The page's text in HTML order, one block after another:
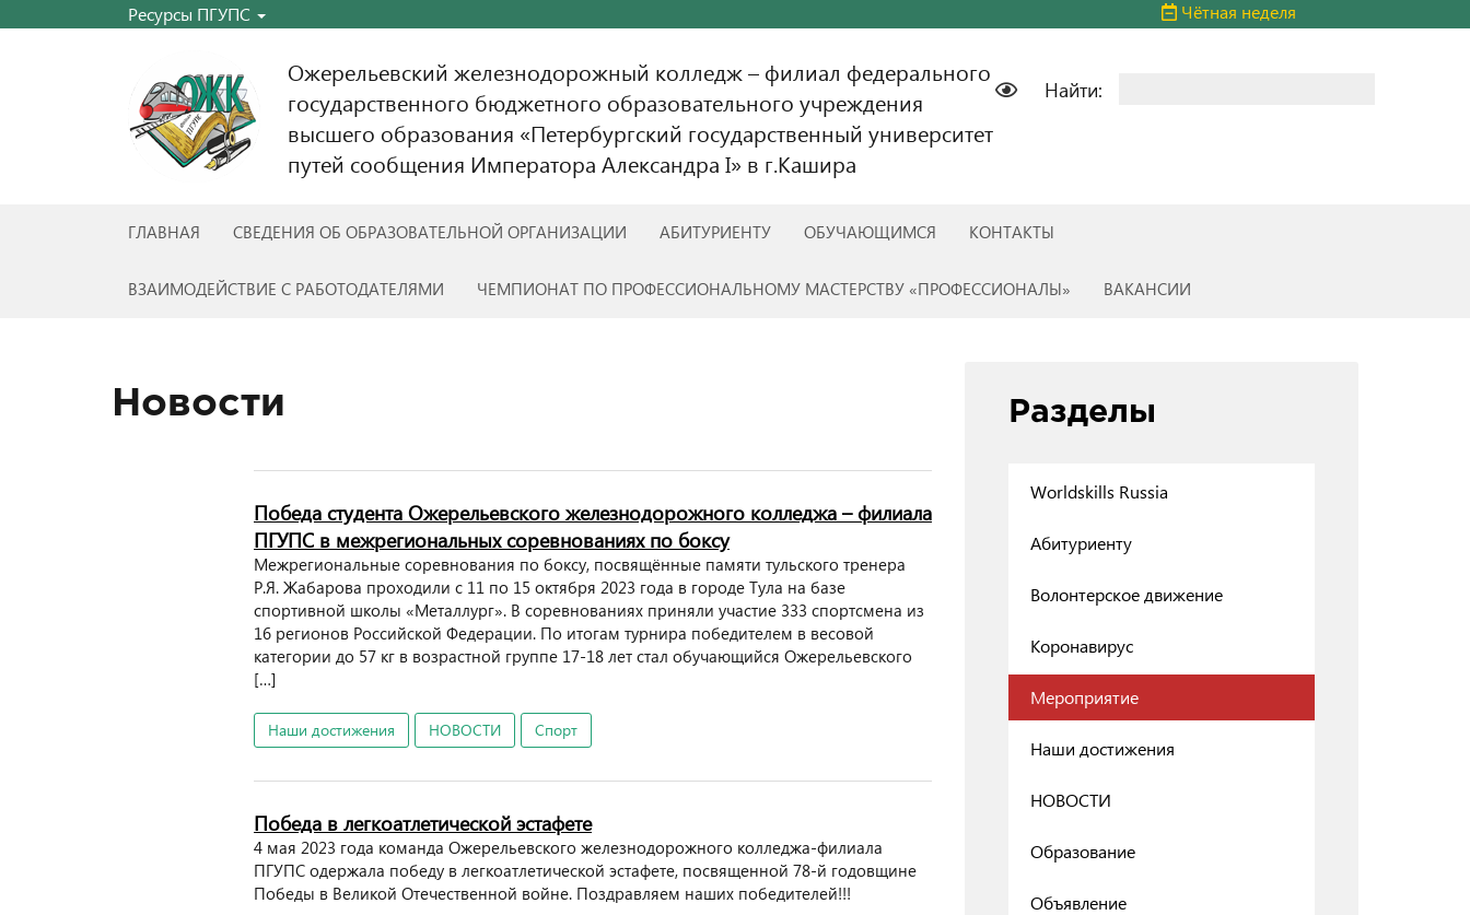
Ресурсы ПГУПС Чётная неделя
Ожерельевский железнодорожный колледж – филиал федерального
государственного бюджетного образовательного учреждения
высшего образования «Петербургский государственный университет
путей сообщения Императора Александра I» в г.Кашира
Найти:
ГЛАВНАЯ СВЕДЕНИЯ ОБ ОБРАЗОВАТЕЛЬНОЙ ОРГАНИЗАЦИИ АБИТУРИЕНТУ ОБУЧАЮЩИМСЯ КОНТАКТЫ
ВЗАИМОДЕЙСТВИЕ С РАБОТОДАТЕЛЯМИ ЧЕМПИОНАТ ПО ПРОФЕССИОНАЛЬНОМУ МАСТЕРСТВУ «ПРОФЕССИОНАЛЫ» ВАКАНСИИ
Новости
Победа студента Ожерельевского железнодорожного колледжа – филиала
ПГУПС в межрегиональных соревнованиях по боксу
Межрегиональные соревнования по боксу, посвящённые памяти тульского тренера
Р.Я. Жабарова проходили с 11 по 15 октября 2023 года в городе Тула на базе
спортивной школы «Металлург». В соревнованиях приняли участие 333 спортсмена из
16 регионов Российской Федерации. По итогам турнира победителем в весовой
категории до 57 кг в возрастной группе 17-18 лет стал обучающийся Ожерельевского
[…]
Наши достижения НОВОСТИ Спорт
Победа в легкоатлетической эстафете
4 мая 2023 года команда Ожерельевского железнодорожного колледжа-филиала
ПГУПС одержала победу в легкоатлетической эстафете, посвященной 78-й годовщине
Победы в Великой Отечественной войне. Поздравляем наших победителей!!!
Разделы
Worldskills Russia
Абитуриенту
Волонтерское движение
Коронавирус
Мероприятие
Наши достижения
НОВОСТИ
Образование
Объявление